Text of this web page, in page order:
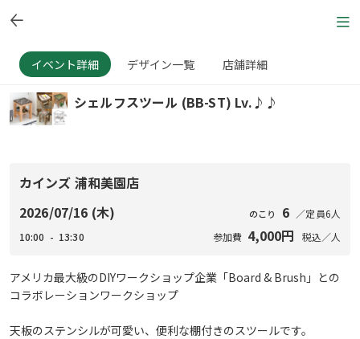
イベント詳細 デザイン一覧 店舗詳細
シェルフスツール (BB-ST) Lv.♪♪
カインズ 浦和美園店
2026/07/16 (木)
10:00 - 13:30
のこり 6 ／定員6人
参加費 4,000円 税込／人
アメリカ最大級のDIYワークショップ企業「Board & Brush」との
コラボレーションワークショップ
天板のステンシルが可愛い、便利な棚付きのスツールです。